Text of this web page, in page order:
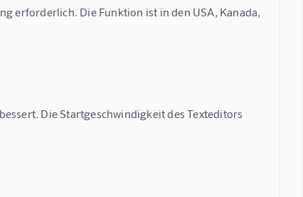
erforderlich. Die Funktion ist in den USA, Kanada,
Die Startgeschwindigkeit des Texteditors